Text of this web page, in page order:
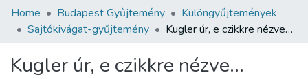
Communities & Collections
Statistics
Home Budapest Gyűjtemény
Különgyűjtemények
Sajtókivágat-gyűjtemény
Kugler úr, e czikkre nézve…
Kugler úr, e czikkre nézve…